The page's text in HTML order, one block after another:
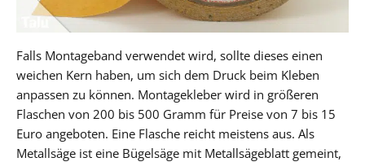
Falls Montageband verwendet wird, sollte dieses einen
weichen Kern haben, um sich dem Druck beim Kleben
anpassen zu können. Montagekleber wird in größeren
Flaschen von 200 bis 500 Gramm für Preise von 7 bis 15
Euro angeboten. Eine Flasche reicht meistens aus. Als
Metallsäge ist eine Bügelsäge mit Metallsägeblatt gemeint,